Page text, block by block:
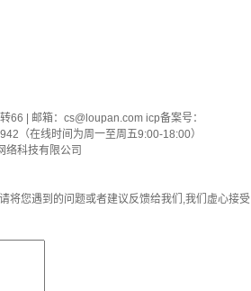
66 | 邮箱： cs@loupan.com icp备案号：
（在线时间为周一至周五9:00-18:00）
络科技有限公司
将您遇到的问题或者建议反馈给我们,我们虚心接受